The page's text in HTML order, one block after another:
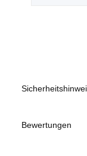
Bewertungen